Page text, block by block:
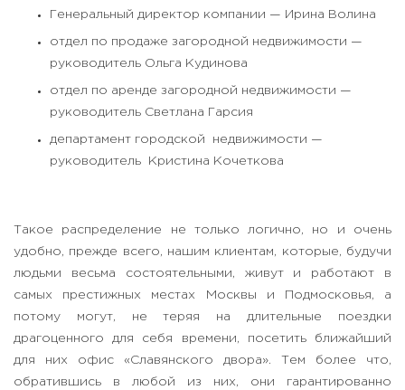
Генеральный директор компании — Ирина Волина
отдел по продаже загородной недвижимости —
руководитель Ольга Кудинова
отдел по аренде загородной недвижимости —
руководитель Светлана Гарсия
департамент городской недвижимости —
руководитель Кристина Кочеткова
Такое распределение не только логично, но и очень
удобно, прежде всего, нашим клиентам, которые, будучи
людьми весьма состоятельными, живут и работают в
самых престижных местах Москвы и Подмосковья, а
потому могут, не теряя на длительные поездки
драгоценного для себя времени, посетить ближайший
для них офис «Славянского двора». Тем более что,
обратившись в любой из них, они гарантированно